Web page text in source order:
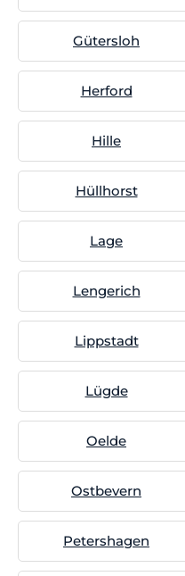
Gütersloh
Herford
Hille
Hüllhorst
Lage
Lengerich
Lippstadt
Lügde
Oelde
Ostbevern
Petershagen